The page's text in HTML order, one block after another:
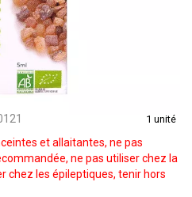
1 unité
et allaitantes, ne pas
ne pas utiliser chez la
chez les épileptiques, tenir hors